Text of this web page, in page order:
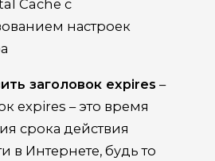
заголовок expires –
expires – это время
срока действия
в Интернете, будь то